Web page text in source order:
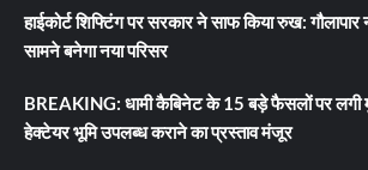
हाईकोर्ट शिफ्टिंग पर सरकार ने साफ किया रुख: गौलापार
सामने बनेगा नया परिसर
BREAKING: धामी कैबिनेट के 15 बड़े फैसलों पर लगी
हेक्टेयर भूमि उपलब्ध कराने का प्रस्ताव मंजूर